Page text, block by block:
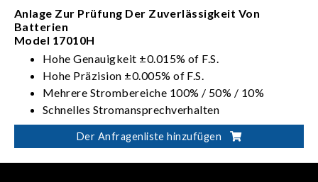
Anlage Zur Prüfung Der Zuverlässigkeit Von
Batterien
Model 17010H
Hohe Genauigkeit ±0.015% of F.S.
Hohe Präzision ±0.005% of F.S.
Mehrere Strombereiche 100% / 50% / 10%
Schnelles Stromansprechverhalten
Impulsstromt
Level 2 V-Schutz
Der Anfragenliste hinzufügen